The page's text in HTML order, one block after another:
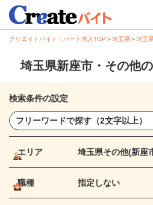
クリエイトバイト・パート求人TOP ＞埼玉県＞埼玉
埼玉県新座市・その他
検索条件の設定
エリア 埼玉県その他(新座
職種 指定しない